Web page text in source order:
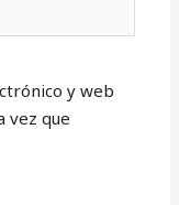
y web
vez que